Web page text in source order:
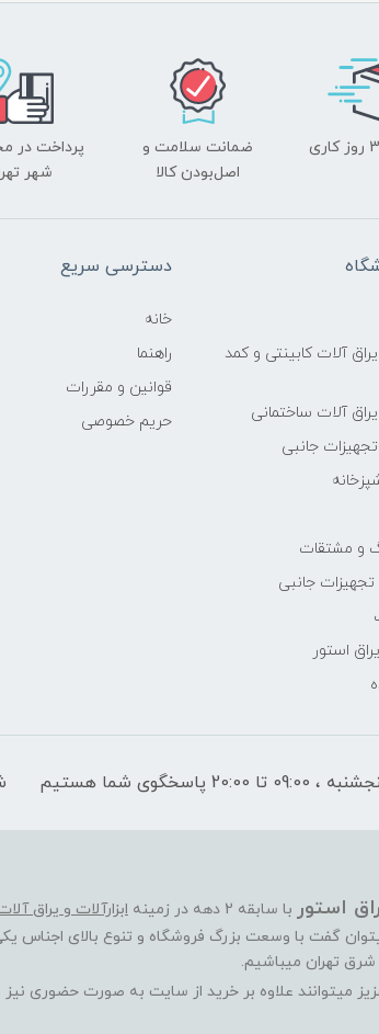
ضمانت سلامت و
اصل‌بودن کالا
پرداخت در
شهر
آلات کابینتی و کمد
آلات ساختمانی
جانبی
و مشتقات
تجهیزات جانبی
استور
دسترسی سریع
خانه
راهنما
قوانین و مقررات
حریم خصوصی
پاسخگوی شما هستیم
استور با سابقه 2 دهه در زمینه ابزارآلات و یراق
گفت با وسعت بزرگ فروشگاه و تنوع بالای اجناس
تهران میباشیم.
میتوانند علاوه بر خرید از سایت به صورت حضوری نیز